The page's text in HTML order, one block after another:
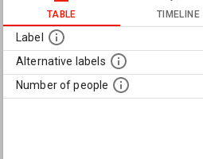
TABLE TIMELINE
Label
Alternative labels
Number of people